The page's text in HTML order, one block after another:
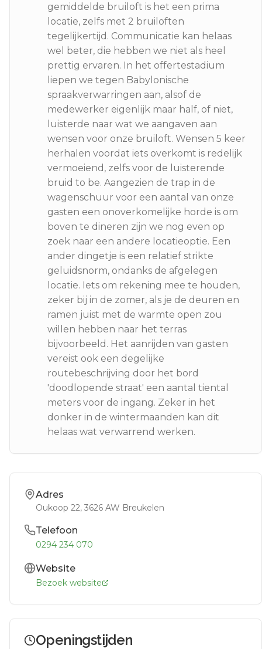
gemiddelde bruiloft is het een prima
locatie, zelfs met 2 bruiloften
tegelijkertijd. Communicatie kan helaas
wel beter, die hebben we niet als heel
prettig ervaren. In het offertestadium
liepen we tegen Babylonische
spraakverwarringen aan, alsof de
medewerker eigenlijk maar half, of niet,
luisterde naar wat we aangaven aan
wensen voor onze bruiloft. Wensen 5 keer
herhalen voordat iets overkomt is redelijk
vermoeiend, zelfs voor de luisterende
bruid to be. Aangezien de trap in de
wagenschuur voor een aantal van onze
gasten een onoverkomelijke horde is om
boven te dineren zijn we nog even op
zoek naar een andere locatieoptie. Een
ander dingetje is een relatief strikte
geluidsnorm, ondanks de afgelegen
locatie. Iets om rekening mee te houden,
zeker bij in de zomer, als je de deuren en
ramen juist met de warmte open zou
willen hebben naar het terras
bijvoorbeeld. Het aanrijden van gasten
vereist ook een degelijke
routebeschrijving door het bord
'doodlopende straat' een aantal tiental
meters voor de ingang. Zeker in het
donker in de wintermaanden kan dit
helaas wat verwarrend werken.
Adres
Oukoop 22, 3626 AW Breukelen
Telefoon
0294 234 070
Website
Bezoek website
Openingstijden